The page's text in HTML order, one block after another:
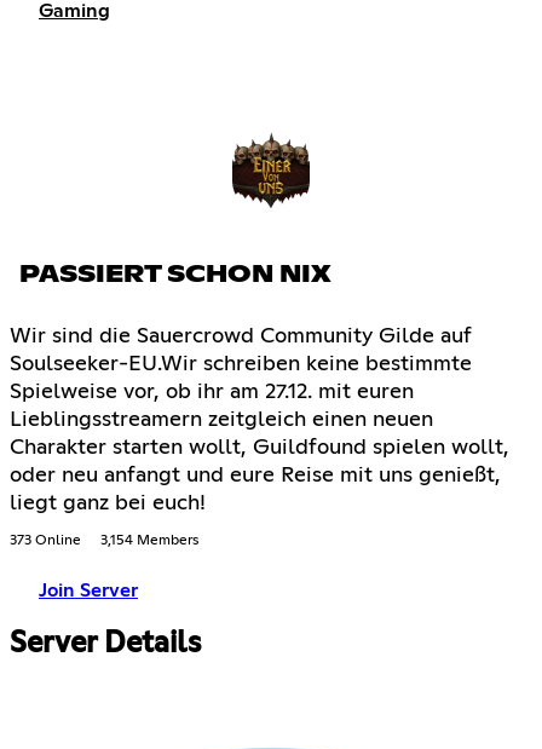
Gaming
PASSIERT SCHON NIX
Wir sind die Sauercrowd Community Gilde auf
Soulseeker-EU.Wir schreiben keine bestimmte
Spielweise vor, ob ihr am 27.12. mit euren
Lieblingsstreamern zeitgleich einen neuen
Charakter starten wollt, Guildfound spielen wollt,
oder neu anfangt und eure Reise mit uns genießt,
liegt ganz bei euch!
373 Online 3,154 Members
Join Server
Server Details